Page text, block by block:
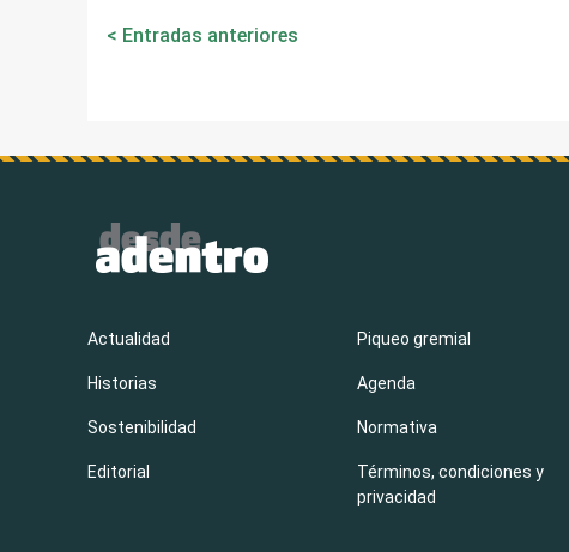
Navegación
Entradas anteriores
Actualidad
Historias
Sostenibilidad
Editorial
Piqueo gremial
Agenda
Normativa
Términos, condiciones y
privacidad